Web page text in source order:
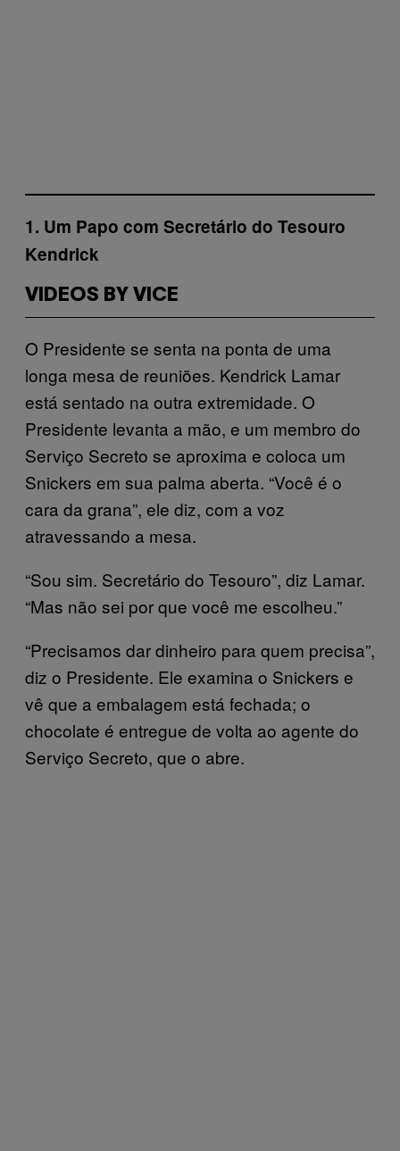
1. Um Papo com Secretário do Tesouro
Kendrick
VIDEOS BY VICE
O Presidente se senta na ponta de uma
longa mesa de reuniões. Kendrick Lamar
está sentado na outra extremidade. O
Presidente levanta a mão, e um membro do
Serviço Secreto se aproxima e coloca um
Snickers em sua palma aberta. “Você é o
cara da grana”, ele diz, com a voz
atravessando a mesa.
“Sou sim. Secretário do Tesouro”, diz Lamar.
“Mas não sei por que você me escolheu.”
“Precisamos dar dinheiro para quem precisa”,
diz o Presidente. Ele examina o Snickers e
vê que a embalagem está fechada; o
chocolate é entregue de volta ao agente do
Serviço Secreto, que o abre.